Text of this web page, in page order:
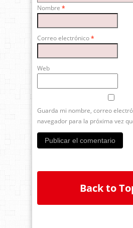
Nombre *
Correo electrónico*
Web
Guarda mi nombre, correo
navegador para la próxima vez
Back to